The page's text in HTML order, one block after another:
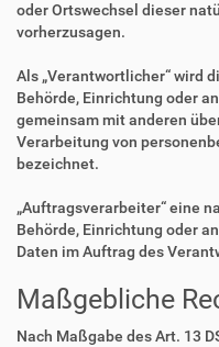
oder Ortswechsel dieser
vorherzusagen.
Als „Verantwortlicher“ wird
Behörde, Einrichtung oder
gemeinsam mit anderen
Verarbeitung von
bezeichnet.
„Auftragsverarbeiter“ eine
Behörde, Einrichtung oder
Daten im Auftrag des
Maßgebliche
Nach Maßgabe des Art. 13